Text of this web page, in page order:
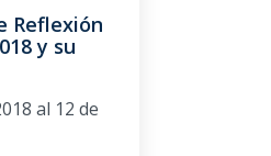
Reflexión
y su
al 12 de